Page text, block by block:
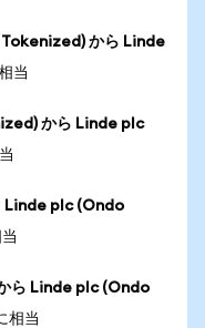
から Linde
当
から Linde plc
Linde plc (Ondo
ら Linde plc (Ondo
相当